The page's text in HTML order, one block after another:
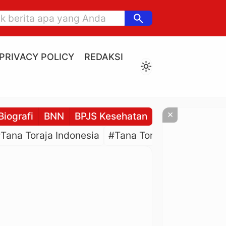
search
PRIVACY POLICY
REDAKSI
light_mode
BNN BPJS Kesehatan BPJS
Toraja Indonesia #Tana Toraja Culture
×